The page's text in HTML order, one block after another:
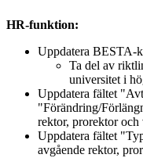
HR-funktion:
Uppdatera BESTA-
Ta del av
universitet i
Uppdatera fältet
"Förändring/
rektor, prorektor och
Uppdatera fältet
avgående rektor,